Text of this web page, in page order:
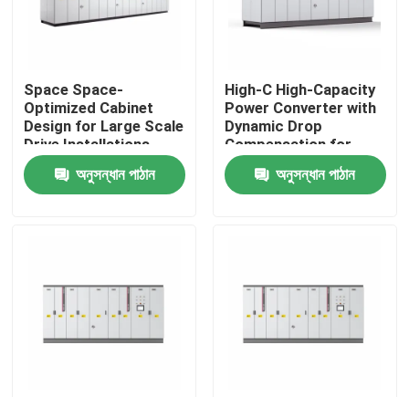
কারখানা পরিদর্শন
গুণমান নিয়ন্ত্রণ
একটি উদ্ধৃতি অনুরোধ করুন
Space Space-
Optimized Cabinet
Design for Large Scale
Drive Installations
Saving Valuable Floor
Space অনুসন্ধান পাঠান
High-C High-Capacity
Power Converter with
Dynamic Drop
Compensation for
Smooth Motor
Performance
অনুসন্ধান পাঠান